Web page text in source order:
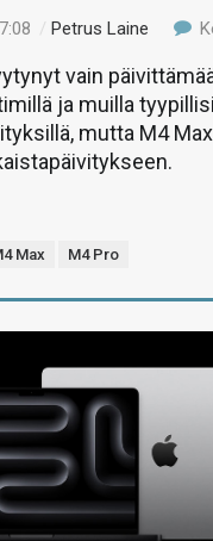
/Petrus Laine
vain
ja muilla
mutta M4
Max M4 Pro